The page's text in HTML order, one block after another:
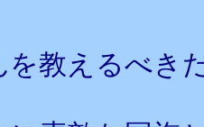
を教えるべき